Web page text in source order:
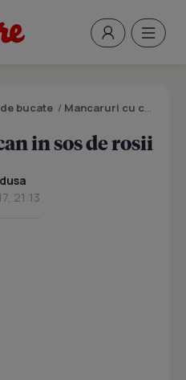
bucate / Mancaruri cu carne
in sos de rosii
21:13